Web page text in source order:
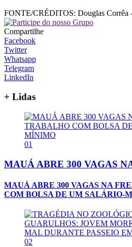
FONTE/CRÉDITOS: Douglas Corrêa
Compartilhe
Facebook
Twitter
Whatsapp
Telegram
LinkedIn
+ Lidas
01
MAUÁ ABRE 300 VAGAS
MAUÁ ABRE 300 VAGAS NA
COM BOLSA DE UM SALÁRIO-
02